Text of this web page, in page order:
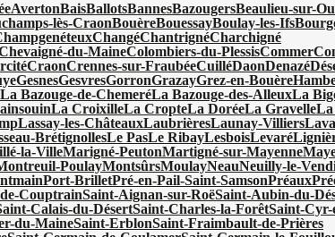
AvertonBaisBallotsBannesBazougersBeaulieu-sur-
lès-CraonBouèreBouessayBoulay-les-Ifs
ChangéChantrignéCharchigné
du-MaineColombiers-du-PlessisCommer
CraonCrennes-sur-FraubéeCuilléDaonDenazé
GesnesGesvresGorronGrazayGrez-en-Bouère
La Bazouge-de-ChemeréLa Bazouge-des-AlleuxLa
La CroixilleLa CropteLa DoréeLa GravelleLa
Lassay-les-ChâteauxLaubrièresLaunay-Villiers
BrétignollesLe PasLe RibayLesboisLevaré
la-VilleMarigné-PeutonMartigné-sur-Mayenne
PoulayMontsûrsMoulayNeauNeuilly-le-
Port-BrilletPré-en-Pail-Saint-SamsonPréaux
CouptrainSaint-Aignan-sur-RoëSaint-Aubin-du-
Calais-du-DésertSaint-Charles-la-ForêtSaint-Cyr-
du-MaineSaint-ErblonSaint-Fraimbault-de-Prières